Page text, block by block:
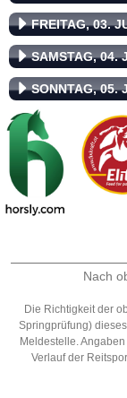
FREITAG, 03.
SAMSTAG, 04.
SONNTAG, 05.
Nach
Die Richtigkeit der
Springprüfung)
Meldestelle.
Verlauf der